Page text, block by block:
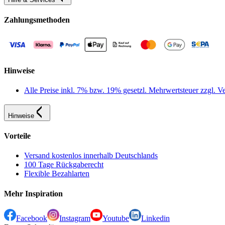
Zahlungsmethoden
Hinweise
Alle Preise inkl. 7% bzw. 19% gesetzl. Mehrwertsteuer zzgl.
Hinweise
Vorteile
Versand kostenlos innerhalb Deutschlands
100 Tage Rückgaberecht
Flexible Bezahlarten
Mehr Inspiration
Facebook Instagram Youtube
Linkedin